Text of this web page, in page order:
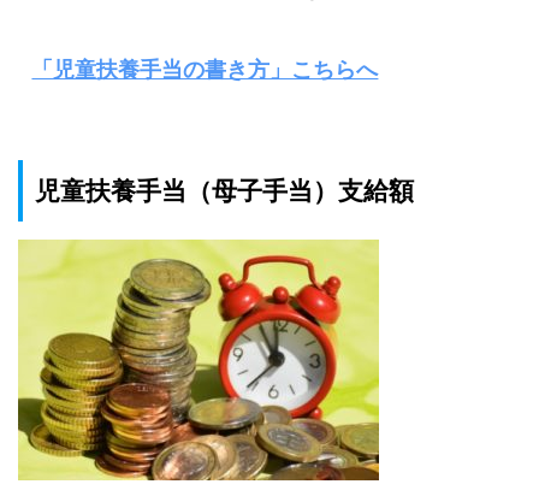
「児童扶養手当の書き方」こちらへ
児童扶養手当（母子手当）支給額